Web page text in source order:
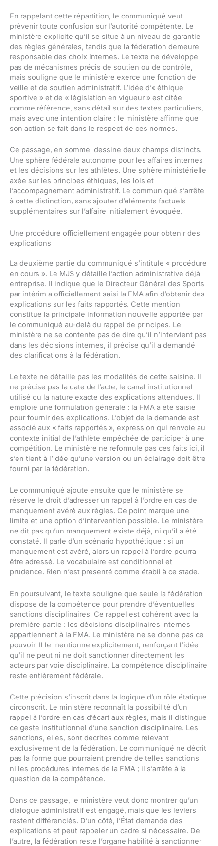
En rappelant cette répartition, le communiqué veut
prévenir toute confusion sur l’autorité compétente. Le
ministère explicite qu’il se situe à un niveau de garantie
des règles générales, tandis que la fédération demeure
responsable des choix internes. Le texte ne développe
pas de mécanismes précis de soutien ou de contrôle,
mais souligne que le ministère exerce une fonction de
veille et de soutien administratif. L’idée d’« éthique
sportive » et de « législation en vigueur » est citée
comme référence, sans détail sur des textes particuliers,
mais avec une intention claire : le ministère affirme que
son action se fait dans le respect de ces normes.
Ce passage, en somme, dessine deux champs distincts.
Une sphère fédérale autonome pour les affaires internes
et les décisions sur les athlètes. Une sphère ministérielle
axée sur les principes éthiques, les lois et
l’accompagnement administratif. Le communiqué s’arrête
à cette distinction, sans ajouter d’éléments factuels
supplémentaires sur l’affaire initialement évoquée.
Une procédure officiellement engagée pour obtenir des
explications
La deuxième partie du communiqué s’intitule « procédure
en cours ». Le MJS y détaille l’action administrative déjà
entreprise. Il indique que le Directeur Général des Sports
par intérim a officiellement saisi la FMA afin d’obtenir des
explications sur les faits rapportés. Cette mention
constitue la principale information nouvelle apportée par
le communiqué au-delà du rappel de principes. Le
ministère ne se contente pas de dire qu’il n’intervient pas
dans les décisions internes, il précise qu’il a demandé
des clarifications à la fédération.
Le texte ne détaille pas les modalités de cette saisine. Il
ne précise pas la date de l’acte, le canal institutionnel
utilisé ou la nature exacte des explications attendues. Il
emploie une formulation générale : la FMA a été saisie
pour fournir des explications. L’objet de la demande est
associé aux « faits rapportés », expression qui renvoie au
contexte initial de l’athlète empêchée de participer à une
compétition. Le ministère ne reformule pas ces faits ici, il
s’en tient à l’idée qu’une version ou un éclairage doit être
fourni par la fédération.
Le communiqué ajoute ensuite que le ministère se
réserve le droit d’adresser un rappel à l’ordre en cas de
manquement avéré aux règles. Ce point marque une
limite et une option d’intervention possible. Le ministère
ne dit pas qu’un manquement existe déjà, ni qu’il a été
constaté. Il parle d’un scénario hypothétique : si un
manquement est avéré, alors un rappel à l’ordre pourra
être adressé. Le vocabulaire est conditionnel et
prudence. Rien n’est présenté comme établi à ce stade.
En poursuivant, le texte souligne que seule la fédération
dispose de la compétence pour prendre d’éventuelles
sanctions disciplinaires. Ce rappel est cohérent avec la
première partie : les décisions disciplinaires internes
appartiennent à la FMA. Le ministère ne se donne pas ce
pouvoir. Il le mentionne explicitement, renforçant l’idée
qu’il ne peut ni ne doit sanctionner directement les
acteurs par voie disciplinaire. La compétence disciplinaire
reste entièrement fédérale.
Cette précision s’inscrit dans la logique d’un rôle étatique
circonscrit. Le ministère reconnaît la possibilité d’un
rappel à l’ordre en cas d’écart aux règles, mais il distingue
ce geste institutionnel d’une sanction disciplinaire. Les
sanctions, elles, sont décrites comme relevant
exclusivement de la fédération. Le communiqué ne décrit
pas la forme que pourraient prendre de telles sanctions,
ni les procédures internes de la FMA ; il s’arrête à la
question de la compétence.
Dans ce passage, le ministère veut donc montrer qu’un
dialogue administratif est engagé, mais que les leviers
restent différenciés. D’un côté, l’État demande des
explications et peut rappeler un cadre si nécessaire. De
l’autre, la fédération reste l’organe habilité à sanctionner